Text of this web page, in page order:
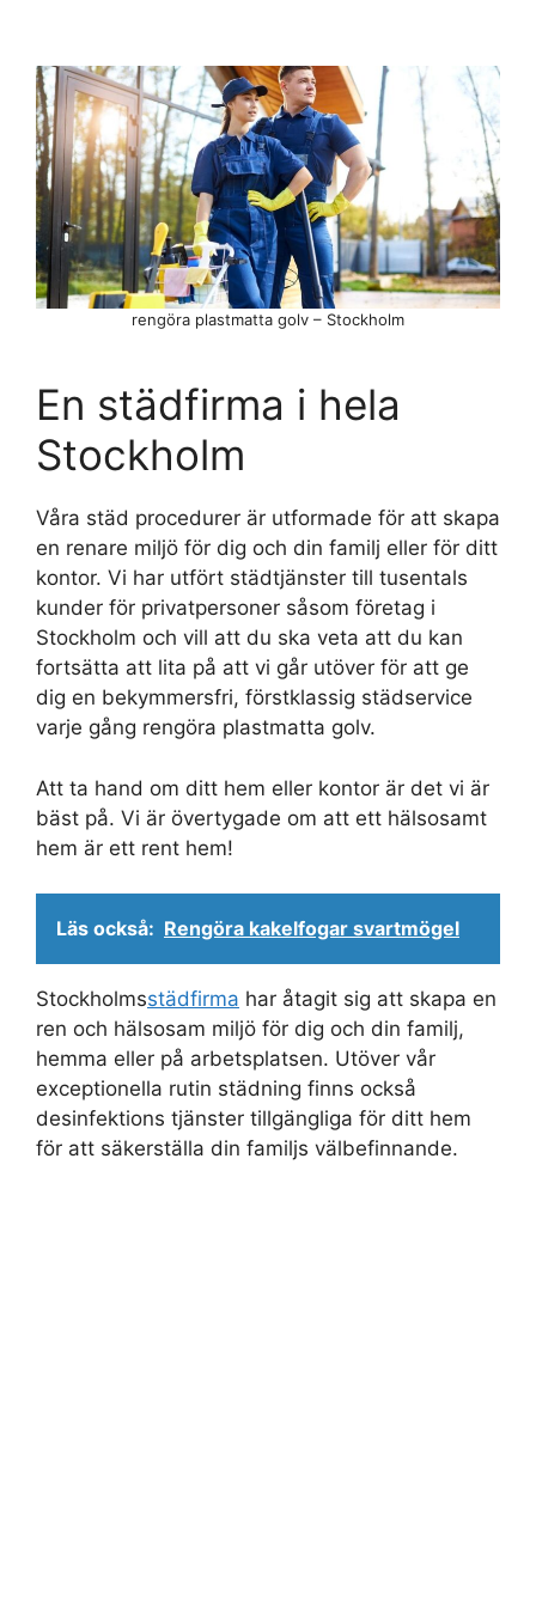
En städfirma i hela
Stockholm
Våra städ procedurer är utformade för att skapa
en renare miljö för dig och din familj eller för ditt
kontor. Vi har utfört städtjänster till tusentals
kunder för privatpersoner såsom företag i
Stockholm och vill att du ska veta att du kan
fortsätta att lita på att vi går utöver för att ge
dig en bekymmersfri, förstklassig städservice
varje gång rengöra plastmatta golv.
Att ta hand om ditt hem eller kontor är det vi är
bäst på. Vi är övertygade om att ett hälsosamt
hem är ett rent hem!
Läs också: Rengöra kakelfogar svartmögel
Stockholmsstädfirma har åtagit sig att skapa en
ren och hälsosam miljö för dig och din familj,
hemma eller på arbetsplatsen. Utöver vår
exceptionella rutin städning finns också
desinfektions tjänster tillgängliga för ditt hem
för att säkerställa din familjs välbefinnande.
rengöra plastmatta golv – Stockholm